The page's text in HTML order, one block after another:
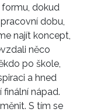
dokud
dobu,
najít koncept,
něco
po škole,
a hned
finální nápad.
S tím se